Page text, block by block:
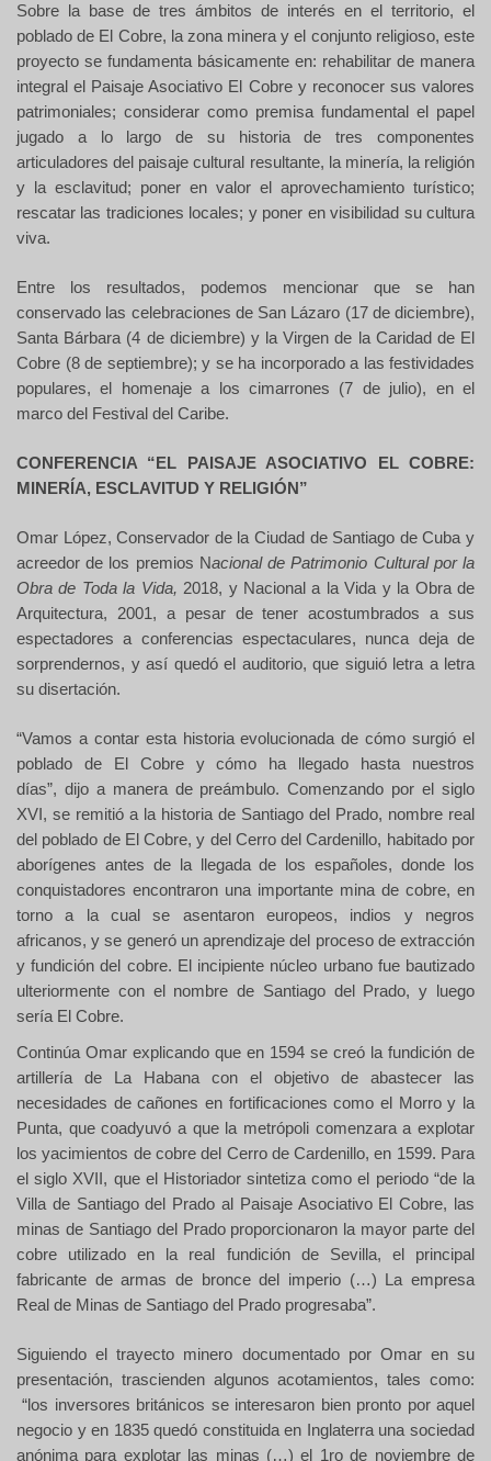
Sobre la base de tres ámbitos de interés en el territorio, el
poblado de El Cobre, la zona minera y el conjunto religioso, este
proyecto se fundamenta básicamente en: rehabilitar de manera
integral el Paisaje Asociativo El Cobre y reconocer sus valores
patrimoniales; considerar como premisa fundamental el papel
jugado a lo largo de su historia de tres componentes
articuladores del paisaje cultural resultante, la minería, la religión
y la esclavitud; poner en valor el aprovechamiento turístico;
rescatar las tradiciones locales; y poner en visibilidad su cultura
viva.
Entre los resultados, podemos mencionar que se han
conservado las celebraciones de San Lázaro (17 de diciembre),
Santa Bárbara (4 de diciembre) y la Virgen de la Caridad de El
Cobre (8 de septiembre); y se ha incorporado a las festividades
populares, el homenaje a los cimarrones (7 de julio), en el
marco del Festival del Caribe.
CONFERENCIA “EL PAISAJE ASOCIATIVO EL COBRE:
MINERÍA, ESCLAVITUD Y RELIGIÓN”
Omar López, Conservador de la Ciudad de Santiago de Cuba y
acreedor de los premios Nacional de Patrimonio Cultural por la
Obra de Toda la Vida, 2018, y Nacional a la Vida y la Obra de
Arquitectura, 2001, a pesar de tener acostumbrados a sus
espectadores a conferencias espectaculares, nunca deja de
sorprendernos, y así quedó el auditorio, que siguió letra a letra
su disertación.
“Vamos a contar esta historia evolucionada de cómo surgió el
poblado de El Cobre y cómo ha llegado hasta nuestros
días”, dijo a manera de preámbulo. Comenzando por el siglo
XVI, se remitió a la historia de Santiago del Prado, nombre real
del poblado de El Cobre, y del Cerro del Cardenillo, habitado por
aborígenes antes de la llegada de los españoles, donde los
conquistadores encontraron una importante mina de cobre, en
torno a la cual se asentaron europeos, indios y negros
africanos, y se generó un aprendizaje del proceso de extracción
y fundición del cobre. El incipiente núcleo urbano fue bautizado
ulteriormente con el nombre de Santiago del Prado, y luego
sería El Cobre.
Continúa Omar explicando que en 1594 se creó la fundición de
artillería de La Habana con el objetivo de abastecer las
necesidades de cañones en fortificaciones como el Morro y la
Punta, que coadyuvó a que la metrópoli comenzara a explotar
los yacimientos de cobre del Cerro de Cardenillo, en 1599. Para
el siglo XVII, que el Historiador sintetiza como el periodo “de la
Villa de Santiago del Prado al Paisaje Asociativo El Cobre, las
minas de Santiago del Prado proporcionaron la mayor parte del
cobre utilizado en la real fundición de Sevilla, el principal
fabricante de armas de bronce del imperio (…) La empresa
Real de Minas de Santiago del Prado progresaba”.
Siguiendo el trayecto minero documentado por Omar en su
presentación, trascienden algunos acotamientos, tales como:
“los inversores británicos se interesaron bien pronto por aquel
negocio y en 1835 quedó constituida en Inglaterra una sociedad
anónima para explotar las minas (…) el 1ro de noviembre de